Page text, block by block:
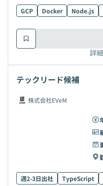
GCP Docker Node.js
詳
テックリード候補
株式会社EVeM
週2-3日出社 TypeScript